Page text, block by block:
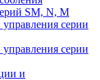
SM, N, M
серии
серии
и